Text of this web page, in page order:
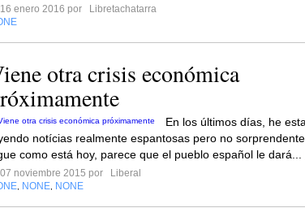
enero 2016 por
Libretachatarra
otra crisis económica
En los últimos días, he
notícias realmente espantosas pero no
como está hoy, parece que el pueblo español le dará...
07 noviembre 2015 por
Liberal
NONE NONE